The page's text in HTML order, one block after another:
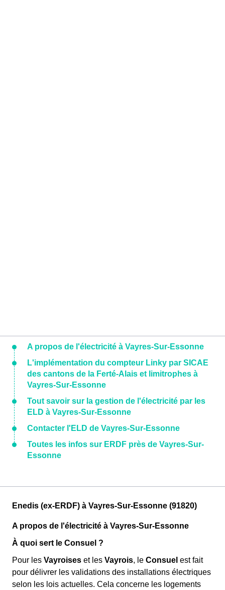
A propos de l'électricité à Vayres-Sur-Essonne
L'implémentation du compteur Linky par SICAE
des cantons de la Ferté-Alais et limitrophes à
Vayres-Sur-Essonne
Tout savoir sur la gestion de l'électricité par les
ELD à Vayres-Sur-Essonne
Contacter l'ELD de Vayres-Sur-Essonne
Toutes les infos sur ERDF près de Vayres-Sur-
Essonne
Enedis (ex-ERDF) à Vayres-Sur-Essonne (91820)
A propos de l'électricité à Vayres-Sur-Essonne
À quoi sert le Consuel ?
Pour les Vayroises et les Vayrois, le Consuel est fait
pour délivrer les validations des installations électriques
selon les lois actuelles. Cela concerne les logements